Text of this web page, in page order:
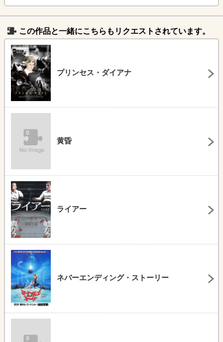
この作品と一緒にこちらもリクエストされています。
プリンセス・ダイアナ
黄昏
ライアー
ネバーエンディング・ストーリー